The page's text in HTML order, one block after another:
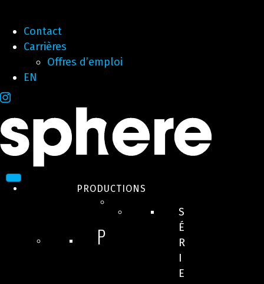
Contact
Carrières
Offres d’emploi
EN
PRODUCTIONS
P
S
É
R
I
E